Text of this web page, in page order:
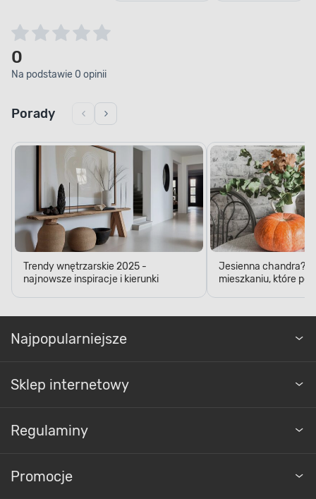
0
Na podstawie 0 opinii
Porady
Trendy wnętrzarskie 2025 -
najnowsze inspiracje i kierunki
Jesienna chandra?
mieszkaniu, które
Najpopularniejsze
Sklep internetowy
Regulaminy
Promocje